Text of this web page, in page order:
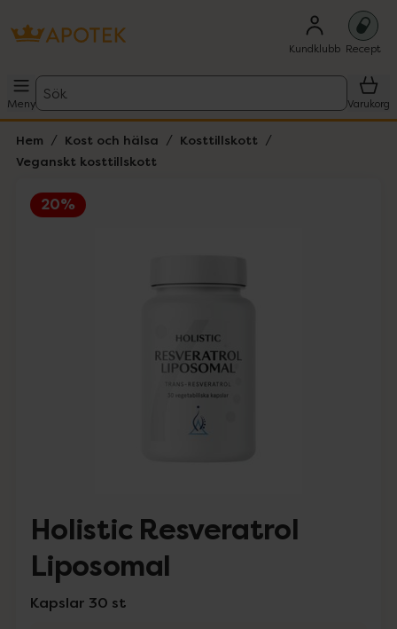
Kundklubb Recept
Meny
Sök
Varukorg
Hem Kost och hälsa
Kosttillskott
Veganskt kosttillskott
20%
Holistic Resveratrol
Liposomal
Kapslar 30 st